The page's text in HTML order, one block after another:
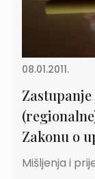
08.01.2011.
Zakonu o
Mišljenja i